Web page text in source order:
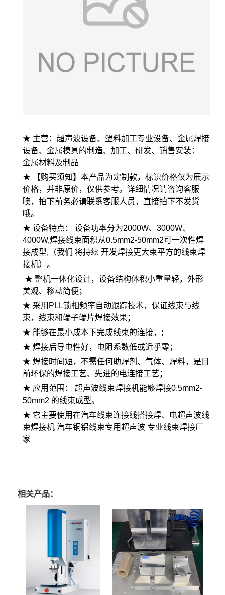
★ 主营：超声波设备、塑料加工专业设备、金属焊接
设备、金属模具的制造、加工、研发、销售安装：
金属材料及制品
★ 【购买须知】本产品为定制款，标识价格仅为展示
价格，并非原价，仅供参考。详细情况请咨询客服
噢，拍下前务必请联系客服人员，直接拍下不发货
哦。
★ 设备特点： 设备功率分为2000W、3000W、
4000W,焊接线束面积从0.5mm2-50mm2可一次性焊
接成型,（我们 将持续 开发焊接更大束平方的线束焊
接机）。
★ 整机一体化设计，设备结构体积小重量轻，外形
美观、移动简便；
★ 采用PLL锁相频率自动跟踪技术，保证线束与线
束，线束和端子端片焊接效果；
★ 能够在最小成本下完成线束的连接，;
★ 焊接后导电性好，电阻系数低或近乎零；
★ 焊接时间短，不需任何助焊剂、气体、焊料，是目
前环保的焊接工艺、先进的电连接工艺；
★ 应用范围： 超声波线束焊接机能够焊接0.5mm2-
50mm2 的线束成型。
★ 它主要使用在汽车线束连接线搭接焊、电超声波线
束焊接机 汽车铜铝线束专用超声波 专业线束焊接厂
家
相关产品：